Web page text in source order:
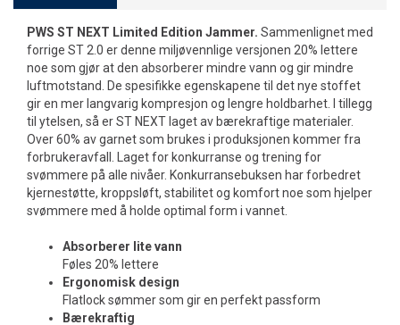
PWS ST NEXT Limited Edition Jammer. Sammenlignet med
forrige ST 2.0 er denne miljøvennlige versjonen 20% lettere
noe som gjør at den absorberer mindre vann og gir mindre
luftmotstand. De spesifikke egenskapene til det nye stoffet
gir en mer langvarig kompresjon og lengre holdbarhet. I tillegg
til ytelsen, så er ST NEXT laget av bærekraftige materialer.
Over 60% av garnet som brukes i produksjonen kommer fra
forbrukeravfall. Laget for konkurranse og trening for
svømmere på alle nivåer. Konkurransebuksen har forbedret
kjernestøtte, kroppsløft, stabilitet og komfort noe som hjelper
svømmere med å holde optimal form i vannet.
Absorberer lite vann
Føles 20% lettere
Ergonomisk design
Flatlock sømmer som gir en perfekt passform
Bærekraftig